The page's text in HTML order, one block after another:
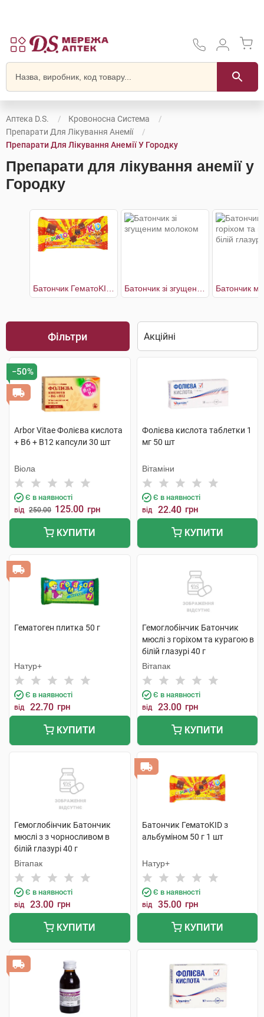
Аптека D.S.
Кровоносна Система
Препарати Для Лікування Анемії
Препарати Для Лікування Анемії У Городку
Препарати для лікування анемії у
Городку
Фільтри
−50%
Arbor Vitae Фолієва кислота
+ В6 + В12 капсули 30 шт
Віола
Є в наявності
від 250.00 125.00 грн
КУПИТИ
Фолієва кислота таблетки 1
мг 50 шт
Вітаміни
Є в наявності
від 22.40 грн
КУПИТИ
Гематоген плитка 50 г
Натур+
Є в наявності
від 22.70 грн
КУПИТИ
Гемоглобінчик Батончик
мюслі з горіхом та курагою в
білій глазурі 40 г
Вітапак
Є в наявності
від 23.00 грн
КУПИТИ
Гемоглобінчик Батончик
мюслі з з чорносливом в
білій глазурі 40 г
Вітапак
Є в наявності
від 23.00 грн
КУПИТИ
Батончик ГематоKID з
альбуміном 50 г 1 шт
Натур+
Є в наявності
від 35.00 грн
КУПИТИ